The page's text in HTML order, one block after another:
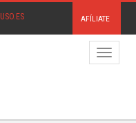
USO.ES AFÍLIATE
Menú